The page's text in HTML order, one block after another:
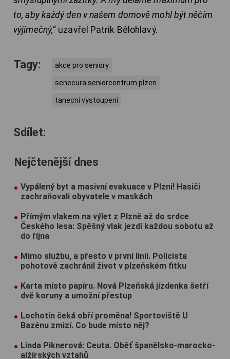
to, aby každý den v našem domově mohl být něčím
výjimečný,“ uzavřel Patrik Bělohlavý.
Tagy: akce pro seniory
senecura seniorcentrum plzen
tanecni vystoupeni
Sdílet:
Nejčtenější dnes
Vypálený byt a masivní evakuace v Plzni! Hasiči
zachraňovali obyvatele v maskách
Přímým vlakem na výlet z Plzně až do srdce
Českého lesa: Spěšný vlak jezdí každou sobotu až
do října
Mimo službu, a přesto v první linii. Policista
pohotově zachránil život v plzeňském fitku
Karta místo papíru. Nová Plzeňská jízdenka šetří
dvě koruny a umožní přestup
Lochotín čeká obří proměna! Sportoviště U
Bazénu zmizí. Co bude místo něj?
Linda Piknerová: Ceuta. Oběť španělsko-marocko-
alžírských vztahů